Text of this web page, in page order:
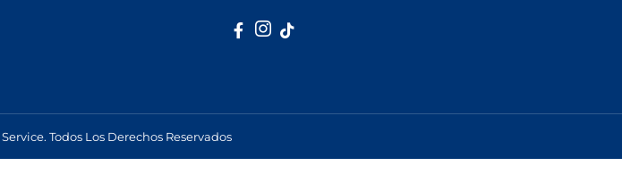
Todos Los Derechos Reservados